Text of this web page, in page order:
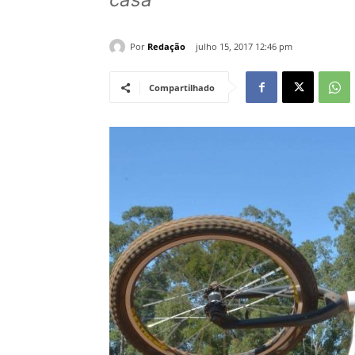
Por Redação julho 15, 2017 12:46 pm
Compartilhado